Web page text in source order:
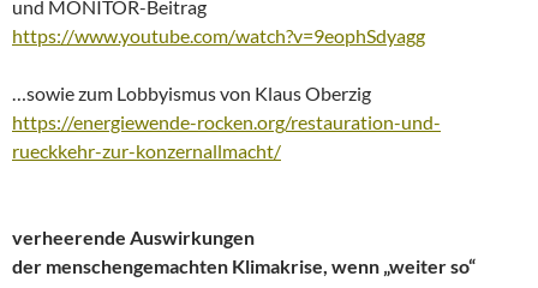
und MONITOR-Beitrag
https://www.youtube.com/watch?v=9eophSdyagg
…sowie zum Lobbyismus von Klaus Oberzig
https://energiewende-rocken.org/restauration-und-
rueckkehr-zur-konzernallmacht/
verheerende Auswirkungen
der menschengemachten Klimakrise, wenn „weiter so“